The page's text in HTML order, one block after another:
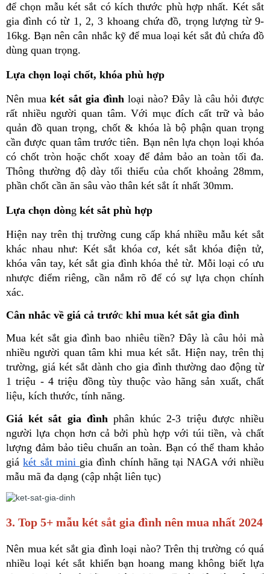
để chọn mẫu két sắt có kích thước phù hợp nhất. Két sắt
gia đình có từ 1, 2, 3 khoang chứa đồ, trọng lượng từ 9-
16kg. Bạn nên cân nhắc kỹ để mua loại két sắt đủ chứa đồ
dùng quan trọng.
Lựa chọn loại chốt, khóa phù hợp
Nên mua két sắt gia đình loại nào? Đây là câu hỏi được
rất nhiều người quan tâm. Với mục đích cất trữ và bảo
quản đồ quan trọng, chốt & khóa là bộ phận quan trọng
cần được quan tâm trước tiên. Bạn nên lựa chọn loại khóa
có chốt tròn hoặc chốt xoay để đảm bảo an toàn tối đa.
Thông thường độ dày tối thiểu của chốt khoảng 28mm,
phần chốt cần ăn sâu vào thân két sắt ít nhất 30mm.
Lựa chọn dòng két sắt phù hợp
Hiện nay trên thị trường cung cấp khá nhiều mẫu két sắt
khác nhau như: Két sắt khóa cơ, két sắt khóa điện tử,
khóa vân tay, két sắt gia đình khóa thẻ từ. Mỗi loại có ưu
nhược điểm riêng, cần nắm rõ để có sự lựa chọn chính
xác.
Cân nhắc về giá cả trước khi mua két sắt gia đình
Mua két sắt gia đình bao nhiêu tiền? Đây là câu hỏi mà
nhiều người quan tâm khi mua két sắt. Hiện nay, trên thị
trường, giá két sắt dành cho gia đình thường dao động từ
1 triệu - 4 triệu đồng tùy thuộc vào hãng sản xuất, chất
liệu, kích thước, tính năng.
Giá két sắt gia đình phân khúc 2-3 triệu được nhiều
người lựa chọn hơn cả bởi phù hợp với túi tiền, và chất
lượng đảm bảo tiêu chuẩn an toàn. Bạn có thể tham khảo
giá két sắt mini gia đình chính hãng tại NAGA với nhiều
mẫu mã đa dạng (cập nhật liên tục)
3. Top 5+ mẫu két sắt gia đình nên mua nhất 2024
Nên mua két sắt gia đình loại nào? Trên thị trường có quá
nhiều loại két sắt khiến bạn hoang mang không biết lựa